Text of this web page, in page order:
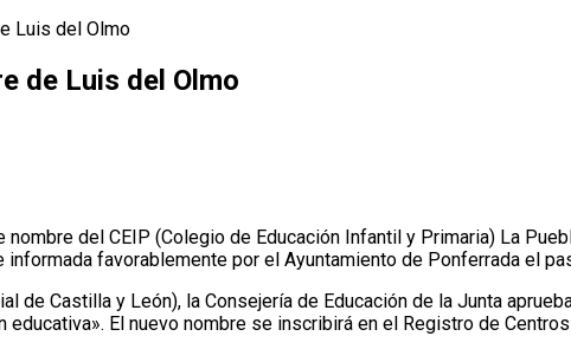
Luis del Olmo
de Luis del Olmo
del CEIP (Colegio de Educación Infantil y Primaria) La
favorablemente por el Ayuntamiento de Ponferrada el
Castilla y León), la Consejería de Educación de la Junta
El nuevo nombre se inscribirá en el Registro de